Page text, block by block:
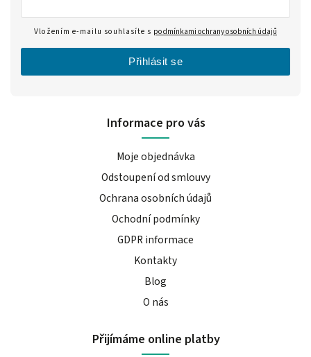
Informace pro vás
Moje objednávka
Odstoupení od smlouvy
Ochrana osobních údajů
Ochodní podmínky
GDPR informace
Kontakty
Blog
O nás
Přijímáme online platby
Vložením e-mailu souhlasíte s podmínkami ochrany osobních údajů
Přihlásit se